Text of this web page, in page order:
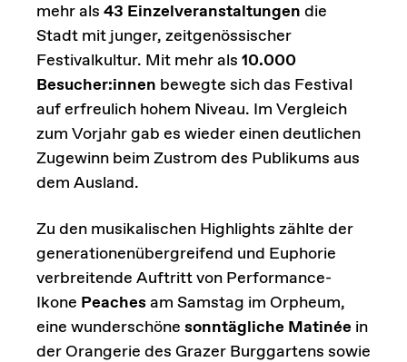
mehr als 43 Einzelveranstaltungen die
Stadt mit junger, zeitgenössischer
Festivalkultur. Mit mehr als 10.000
Besucher:innen bewegte sich das Festival
auf erfreulich hohem Niveau. Im Vergleich
zum Vorjahr gab es wieder einen deutlichen
Zugewinn beim Zustrom des Publikums aus
dem Ausland.
Zu den musikalischen Highlights zählte der
generationenübergreifend und Euphorie
verbreitende Auftritt von Performance-
Ikone Peachesam Samstag im Orpheum,
eine wunderschöne sonntägliche Matinée in
der Orangerie des Grazer Burggartens sowie